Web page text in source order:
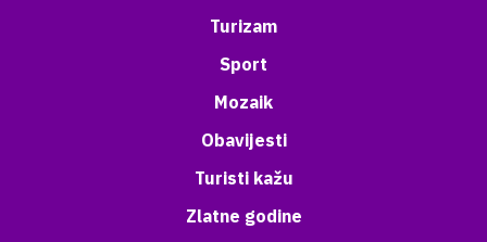
Turizam
Sport
Mozaik
Obavijesti
Turisti kažu
Zlatne godine